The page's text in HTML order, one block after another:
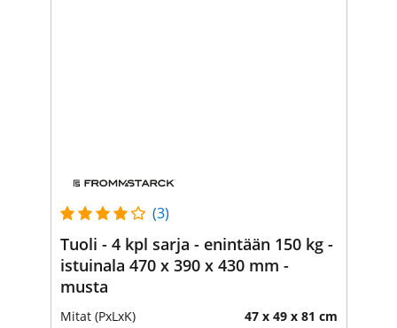
(3)
Tuoli - 4 kpl sarja - enintään 150 kg -
istuinala 470 x 390 x 430 mm -
musta
Mitat (PxLxK) 47 x 49 x 81 cm